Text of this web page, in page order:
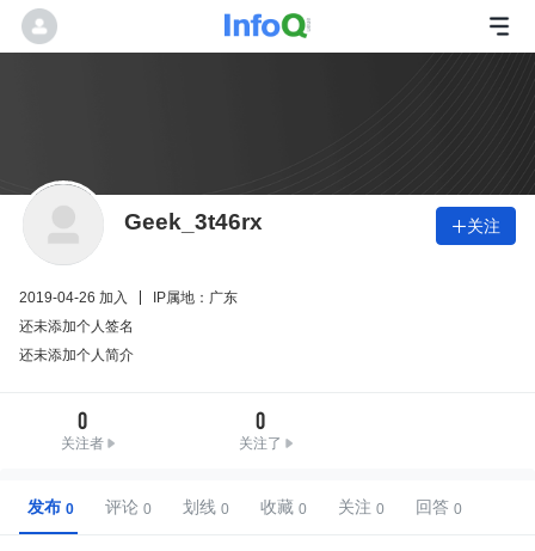
Geek_3t46rx 关注
2019-04-26 加入
IP属地：广东
还未添加个人签名
还未添加个人简介
0
关注者
0
关注了
发布 评论 划线 收藏 关注 回答